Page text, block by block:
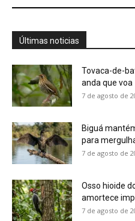
Últimas noticias
Tovaca-de-
anda que voa
7 de agosto de
Biguá
para
7 de agosto de
Osso hioide
amortece
7 de agosto de